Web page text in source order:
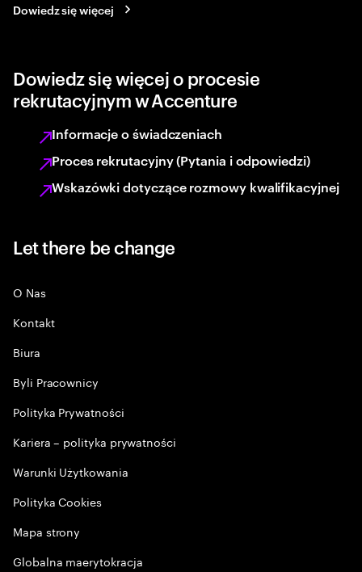
Dowiedz się więcej
Dowiedz się więcej o procesie
rekrutacyjnym w Accenture
Informacje o świadczeniach
Proces rekrutacyjny (Pytania i odpowiedzi)
Wskazówki dotyczące rozmowy kwalifikacyjnej
Let there be change
O Nas
Kontakt
Biura
Byli Pracownicy
Polityka Prywatności
Kariera – polityka prywatności
Warunki Użytkowania
Polityka Cookies
Mapa strony
Globalna maerytokracja